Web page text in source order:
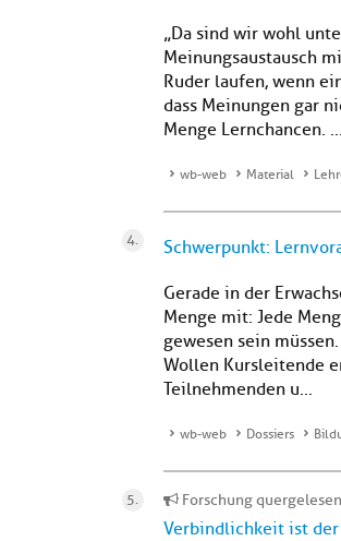
„Da sind wir wohl
Meinungsaustausch
Ruder laufen, wenn
dass Meinungen gar
Menge Lernchancen. ...
wb-web Material
Schwerpunkt:
Gerade in der
Menge mit: Jede
gewesen sein
Wollen Kursleitende
Teilnehmenden u...
wb-web Dossiers
Forschung quergelesen
Verbindlichkeit ist